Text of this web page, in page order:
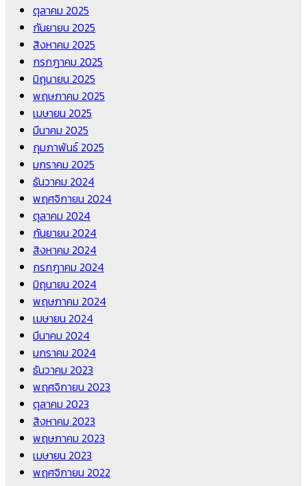
ตุลาคม 2025
กันยายน 2025
สิงหาคม 2025
กรกฎาคม 2025
มิถุนายน 2025
พฤษภาคม 2025
เมษายน 2025
มีนาคม 2025
กุมภาพันธ์ 2025
มกราคม 2025
ธันวาคม 2024
พฤศจิกายน 2024
ตุลาคม 2024
กันยายน 2024
สิงหาคม 2024
กรกฎาคม 2024
มิถุนายน 2024
พฤษภาคม 2024
เมษายน 2024
มีนาคม 2024
มกราคม 2024
ธันวาคม 2023
พฤศจิกายน 2023
ตุลาคม 2023
สิงหาคม 2023
พฤษภาคม 2023
เมษายน 2023
พฤศจิกายน 2022